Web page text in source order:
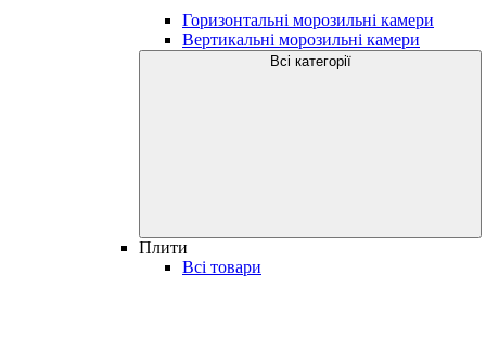
Горизонтальні морозильні камери
Вертикальні морозильні камери
Всі категорії
Плити
Всі товари